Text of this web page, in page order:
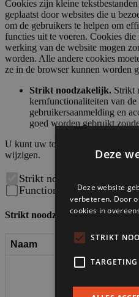
Cookies zijn kleine
geplaatst door websites die u
om de gebruikers te helpen om
functies uit te voeren. Cookies
werking van de website mogen
worden. Alle andere cookies
ze in de browser kunnen worden
Strikt noodzakelijk. Strikt
kernfunctionaliteiten van
gebruikersaanmelding en
goed worden gebruikt
U kunt uw toestemming voor het
wijzigen.
Strikt noodzakelijk
Functioneel
Opslaan
Strikt noodzakelijk
Naam